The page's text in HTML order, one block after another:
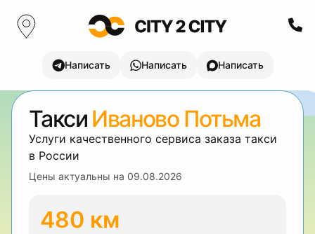
Написать Написать Написать
Такси Иваново Потьма
Услуги качественного сервиса заказа такси
в России
Цены актуальны на 09.08.2026
480 км